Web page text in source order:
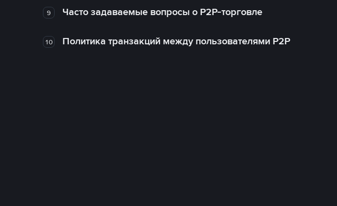
9 Часто задаваемые вопросы о P2P-торговле
10 Политика транзакций между пользователями P2P